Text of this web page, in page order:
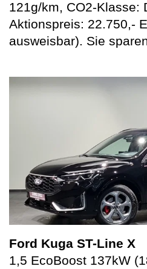
121g/km, CO2-Klasse:
Aktionspreis: 22.750,-
ausweisbar). Sie
Ford Kuga ST-Line X
1,5 EcoBoost 137kW